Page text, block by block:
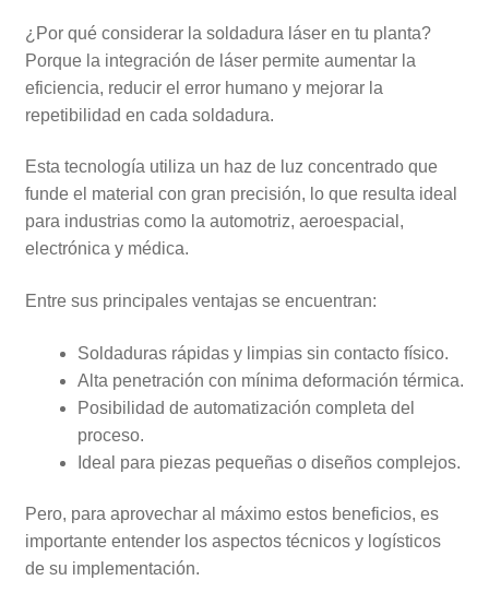
¿Por qué considerar la soldadura láser en tu planta?
Porque la integración de láser permite aumentar la
eficiencia, reducir el error humano y mejorar la
repetibilidad en cada soldadura.
Esta tecnología utiliza un haz de luz concentrado que
funde el material con gran precisión, lo que resulta ideal
para industrias como la automotriz, aeroespacial,
electrónica y médica.
Entre sus principales ventajas se encuentran:
Soldaduras rápidas y limpias sin contacto físico.
Alta penetración con mínima deformación térmica.
Posibilidad de automatización completa del
proceso.
Ideal para piezas pequeñas o diseños complejos.
Pero, para aprovechar al máximo estos beneficios, es
importante entender los aspectos técnicos y logísticos
de su implementación.